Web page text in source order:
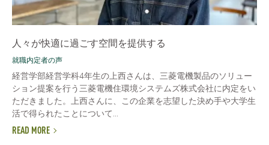
人々が快適に過ごす空間を提供する
就職内定者の声
経営学部経営学科4年生の上西さんは、三菱電機製品のソリュー
ション提案を行う三菱電機住環境システムズ株式会社に内定をい
ただきました。上西さんに、この企業を志望した決め手や大学生
活で得られたことについて...
READ MORE